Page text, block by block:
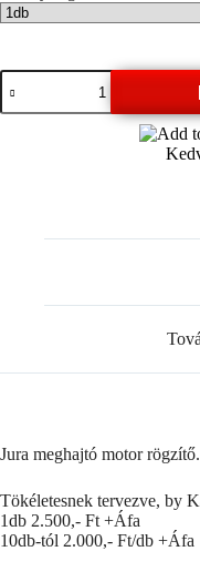
Jura
meghajtó
motor
Jura meghajtó motor rögzítő.
Tökéletesnek tervezve, by
1db 2.500,- Ft +Áfa
10db-tól 2.000,- Ft/db +Áfa